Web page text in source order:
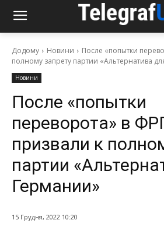
Додому Новини
После «попытки
полному запрету партии «Альтернатива
Новини
После «попытки
переворота» в
призвали к
партии
Германии»
15 Грудня, 2022 10:20